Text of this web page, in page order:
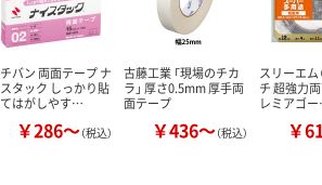
バン 両面テープ ナ
タック しっかり貼
はがしやす…
￥286～（税込）
古藤工業 「現場のチカ
ラ」 厚さ0.5mm 厚手両
面テープ
￥436～（税込）
スリーエム
チ 超強力
レミアゴ
￥